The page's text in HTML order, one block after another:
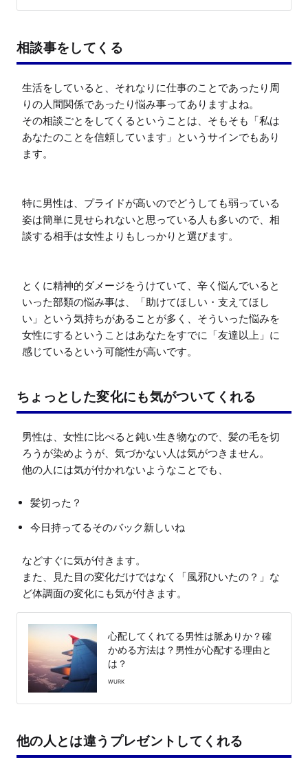
相談事をしてくる
生活をしていると、それなりに仕事のことであったり周
りの人間関係であったり悩み事ってありますよね。
その相談ごとをしてくるということは、そもそも「私は
あなたのことを信頼しています」というサインでもあり
ます。
特に男性は、プライドが高いのでどうしても弱っている
姿は簡単に見せられないと思っている人も多いので、相
談する相手は女性よりもしっかりと選びます。
とくに精神的ダメージをうけていて、辛く悩んでいると
いった部類の悩み事は、「助けてほしい・支えてほし
い」という気持ちがあることが多く、そういった悩みを
女性にするということはあなたをすでに「友達以上」に
感じているという可能性が高いです。
ちょっとした変化にも気がついてくれる
男性は、女性に比べると鈍い生き物なので、髪の毛を切
ろうが染めようが、気づかない人は気がつきません。
髪切った？
今日持ってるそのバック新しいね
などすぐに気が付きます。
また、見た目の変化だけではなく「風邪ひいたの？」な
心配してくれてる男性は脈ありか？確
かめる方法は？男性が心配する理由と
は？
WURK
他の人とは違うプレゼントしてくれる